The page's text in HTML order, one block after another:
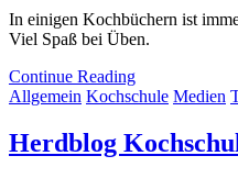
In einigen Kochbüchern ist
Viel Spaß bei Üben.
Continue Reading
Allgemein Kochschule Medien
Herdblog